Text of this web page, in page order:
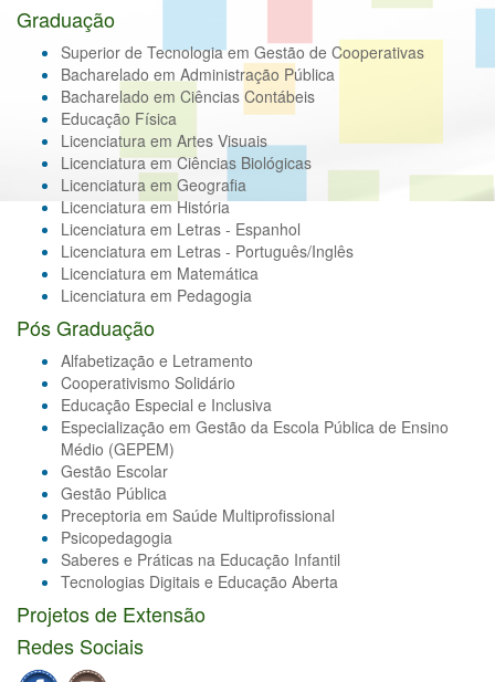
Graduação
Superior de Tecnologia em Gestão de Cooperativas
Bacharelado em Administração Pública
Bacharelado em Ciências Contábeis
Educação Física
Licenciatura em Artes Visuais
Licenciatura em Ciências Biológicas
Licenciatura em Geografia
Licenciatura em História
Licenciatura em Letras - Espanhol
Licenciatura em Letras - Português/Inglês
Licenciatura em Matemática
Licenciatura em Pedagogia
Pós Graduação
Alfabetização e Letramento
Cooperativismo Solidário
Educação Especial e Inclusiva
Especialização em Gestão da Escola Pública de Ensino
Médio (GEPEM)
Gestão Escolar
Gestão Pública
Preceptoria em Saúde Multiprofissional
Psicopedagogia
Saberes e Práticas na Educação Infantil
Tecnologias Digitais e Educação Aberta
Projetos de Extensão
Redes Sociais